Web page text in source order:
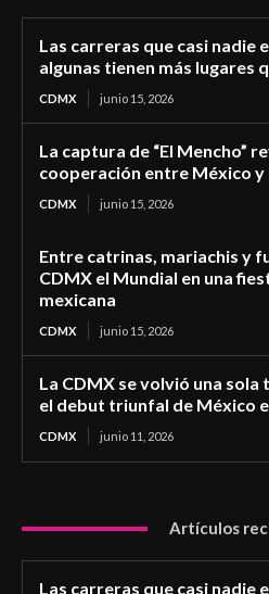
Las carreras que casi nadie
algunas tienen más lugares
CDMX junio 15, 2026
La captura de “El Mencho”
cooperación entre México y
CDMX junio 15, 2026
Entre catrinas, mariachis y
CDMX el Mundial en una
mexicana
CDMX junio 15, 2026
La CDMX se volvió una
el debut triunfal de México
CDMX junio 11, 2026
Artículos
Las carreras que casi nadie